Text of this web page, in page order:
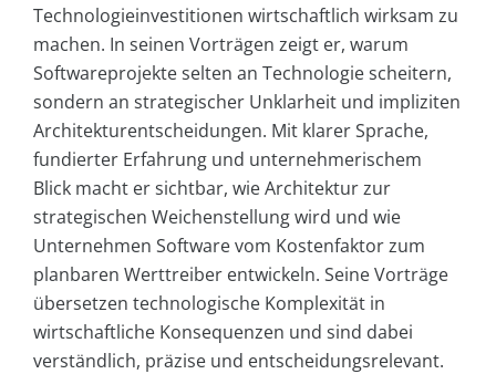
Technologieinvestitionen wirtschaftlich wirksam zu
machen. In seinen Vorträgen zeigt er, warum
Softwareprojekte selten an Technologie scheitern,
sondern an strategischer Unklarheit und impliziten
Architekturentscheidungen. Mit klarer Sprache,
fundierter Erfahrung und unternehmerischem
Blick macht er sichtbar, wie Architektur zur
strategischen Weichenstellung wird und wie
Unternehmen Software vom Kostenfaktor zum
planbaren Werttreiber entwickeln. Seine Vorträge
übersetzen technologische Komplexität in
wirtschaftliche Konsequenzen und sind dabei
verständlich, präzise und entscheidungsrelevant.